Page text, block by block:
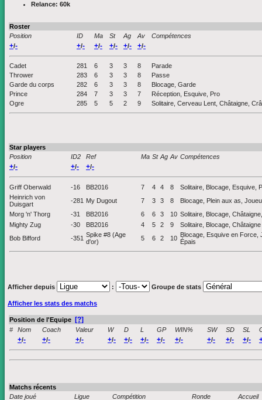
Relance: 60k
Roster
Position
ID Ma St Ag Av Compétences
+/- +/- +/- +/- +/- +/-
Cadet 281 6 3 3 8
Parade
Thrower
283 6 3 3 8
Passe
Garde du corps
282 6 3 3 8
Blocage, Garde
Prince
284 7 3 3 7
Réception, Esquive, Pro
Ogre
285 5 5 2 9 Solitaire, Cerveau Lent, Châtaigne,
Star players
Position
ID2 Ref Ma St Ag Av Compétences
+/- +/- +/-
Griff Oberwald -16 BB2016 7 4 4 8
Solitaire, Blocage, Esquive,
Heinrich von
Duisgart
-281 My Dugout 7 3 3 8
Blocage, Plein aux as,
Morg 'n' Thorg
-31 BB2016 6 6 3 10 Solitaire, Blocage,
Mighty Zug
-30 BB2016 4 5 2 9
Solitaire, Blocage, Châtaigne
Bob Bifford
-351 Spike #8 (Age
d'or)
5 6 2 10 Blocage, Esquive en Force,
Épais
Afficher depuis : Groupe de stats
Afficher les stats des matchs
Position de l'Equipe [?]
# Nom Coach Valeur W D L GP WIN% SW SD SL
+/- +/- +/- +/- +/- +/- +/- +/- +/- +/- +/-
Matchs récents
Date joué
Ligue Compétition Ronde Accueil